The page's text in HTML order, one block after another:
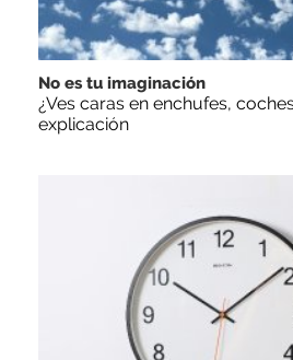
No es tu imaginación
¿Ves caras en enchufes,
explicación